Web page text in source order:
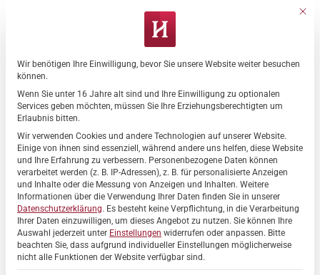
ALLGEMEIN,HAUS DER RUHE,HEIDEHAUS,KONZERTE
Open-Air-Konzert mit Freddy
Caruso in den Hahne Residenzen
26
März
Mit
Datenschutz-Präferenz
Wir benötigen Ihre Einwilligung, bevor Sie unsere Website weiter besuchen
können.
Wenn Sie unter 16 Jahre alt sind und Ihre Einwilligung zu optionalen
Services geben möchten, müssen Sie Ihre Erziehungsberechtigten um
Erlaubnis bitten.
Wir verwenden Cookies und andere Technologien auf unserer Website.
Einige von ihnen sind essenziell, während andere uns helfen, diese Website
und Ihre Erfahrung zu verbessern. Personenbezogene Daten können
verarbeitet werden (z. B. IP-Adressen), z. B. für personalisierte Anzeigen
und Inhalte oder die Messung von Anzeigen und Inhalten. Weitere
Informationen über die Verwendung Ihrer Daten finden Sie in unserer
Datenschutzerklärung. Es besteht keine Verpflichtung, in die Verarbeitung
Ihrer Daten einzuwilligen, um dieses Angebot zu nutzen. Sie können Ihre
Auswahl jederzeit unter Einstellungen widerrufen oder anpassen. Bitte
beachten Sie, dass aufgrund individueller Einstellungen möglicherweise
nicht alle Funktionen der Website verfügbar sind.